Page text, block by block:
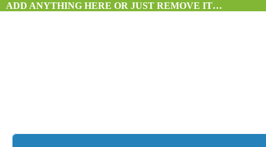
ADD ANYTHING HERE OR JUST REMOVE IT…